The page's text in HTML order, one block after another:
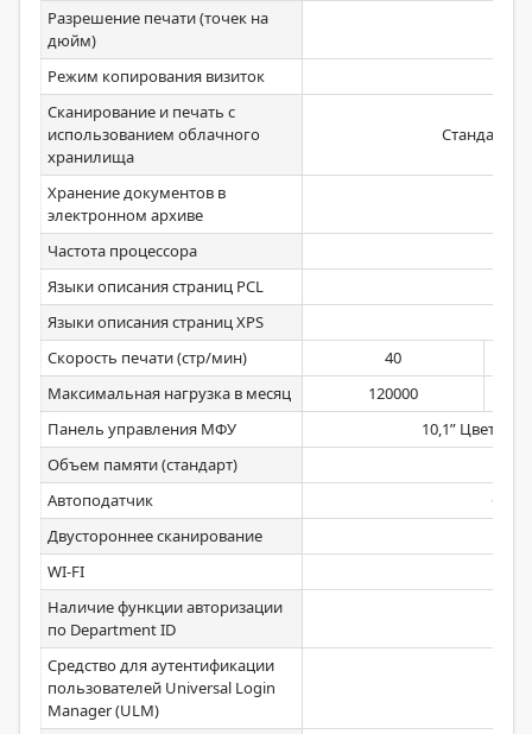
Разрешение печати (точек на
дюйм)
Режим копирования визиток
Сканирование и печать с
использованием облачного
хранилища
Хранение документов в
электронном архиве
Частота процессора
Языки описания страниц PCL
Языки описания страниц XPS
Скорость печати (стр/мин)
40
Максимальная нагрузка в месяц
120000
Панель управления МФУ
10,1”
Объем памяти (стандарт)
Автоподатчик
Двустороннее сканирование
WI-FI
Наличие функции авторизации
по Department ID
Средство для аутентификации
пользователей Universal Login
Manager (ULM)